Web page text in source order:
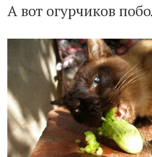
А вот огурчиков